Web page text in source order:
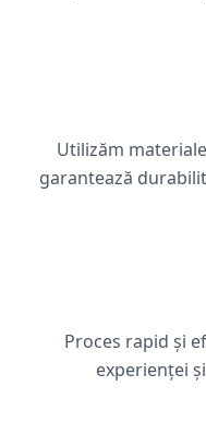
Utilizăm
garantează
Proces rapid și
experienței